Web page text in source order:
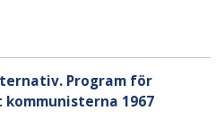
Program för
1967